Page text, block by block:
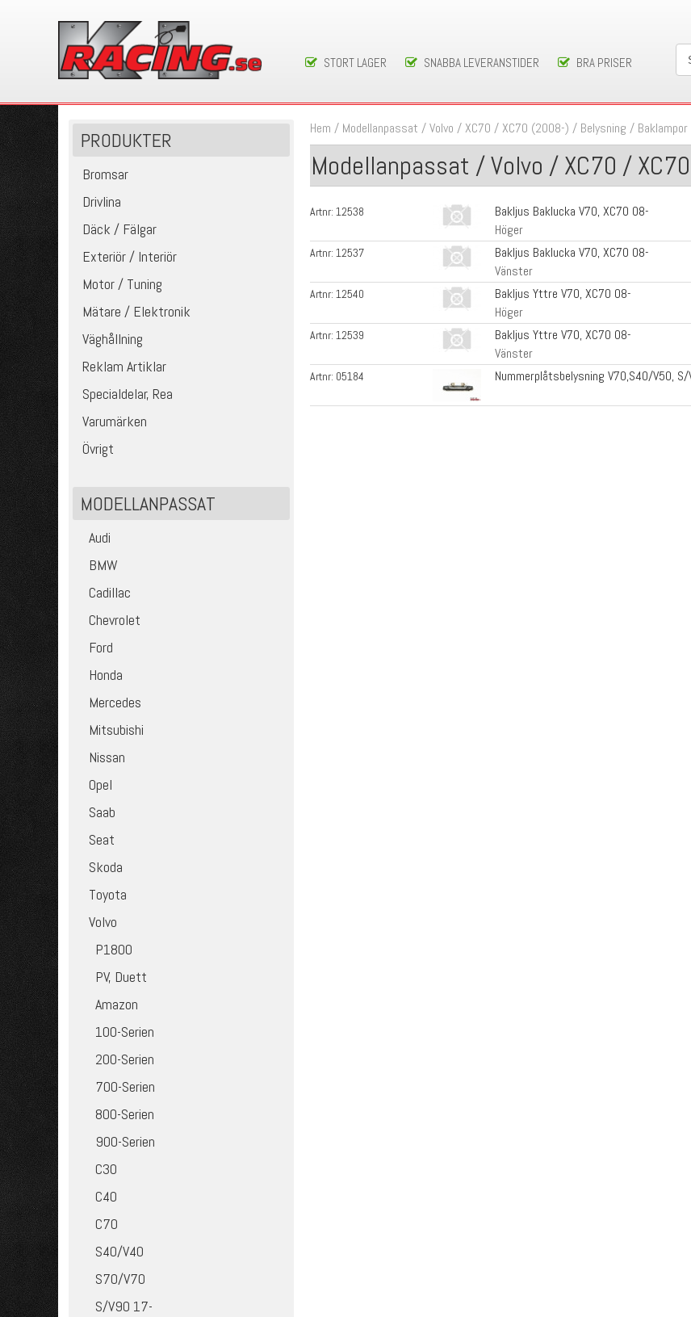
STORT LAGER SNABBA LEVERANSTIDER BRA PRISER
PRODUKTER
Bromsar
Drivlina
Däck / Fälgar
Exteriör / Interiör
Motor / Tuning
Mätare / Elektronik
Väghållning
Reklam Artiklar
Specialdelar, Rea
Varumärken
Övrigt
MODELLANPASSAT
Audi
BMW
Cadillac
Chevrolet
Ford
Honda
Mercedes
Mitsubishi
Nissan
Opel
Saab
Seat
Skoda
Toyota
Volvo
P1800
PV, Duett
Amazon
100-Serien
200-Serien
700-Serien
800-Serien
900-Serien
C30
C40
C70
S40/V40
S70/V70
S/V90 17-
Hem / Modellanpassat /Volvo /XC70 /XC70 (2008-) / Belysning / Baklampor
Modellanpassat / Volvo / XC70 /
Artnr:12538
Bakljus Baklucka V70, XC70 08-
Höger
Artnr:12537
Bakljus Baklucka V70, XC70 08-
Vänster
Artnr:12540
Bakljus Yttre V70, XC70 08-
Höger
Artnr:12539
Bakljus Yttre V70, XC70 08-
Vänster
Artnr: 05184 Nummerplåtsbelysning V70,S40/V50,